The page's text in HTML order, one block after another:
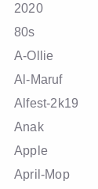
2020
80s
A-Ollie
Al-Maruf
Alfest-2k19
Anak
Apple
April-Mop